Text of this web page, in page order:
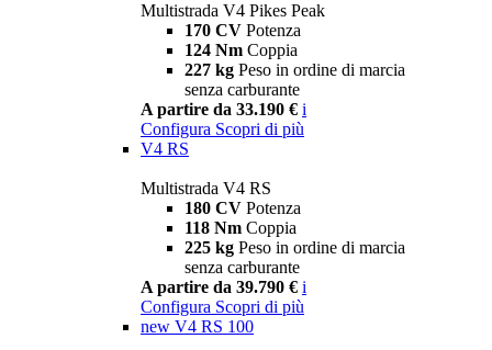
Multistrada V4 Pikes Peak
170 CV Potenza
124 Nm Coppia
227 kg Peso in ordine di marcia
senza carburante
A partire da 33.190 € i
Configura Scopri di più
V4 RS
Multistrada V4 RS
180 CV Potenza
118 Nm Coppia
225 kg Peso in ordine di marcia
senza carburante
A partire da 39.790 € i
Configura Scopri di più
new V4 RS 100